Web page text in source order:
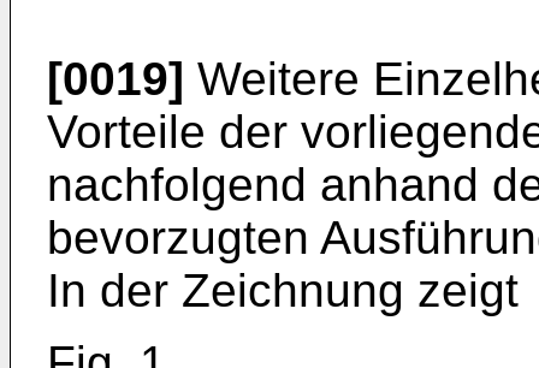
[0019] Weitere
Vorteile der
nachfolgend anhand
bevorzugten
In der Zeichnung zeigt